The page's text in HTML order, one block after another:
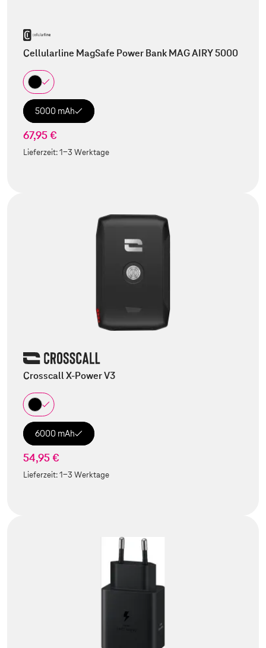
Cellularline MagSafe Power Bank MAG AIRY 5000
5000 mAh
67,95 €
Lieferzeit:1-3 Werktage
Crosscall X-Power V3
6000 mAh
54,95 €
Lieferzeit:1-3 Werktage